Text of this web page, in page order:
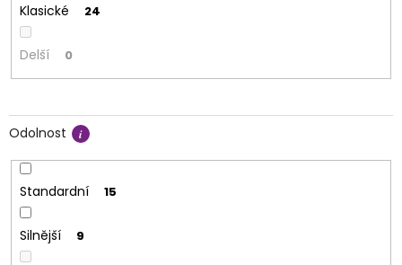
Klasické 24
Delší 0
Odolnost
Standardní 15
Silnější 9